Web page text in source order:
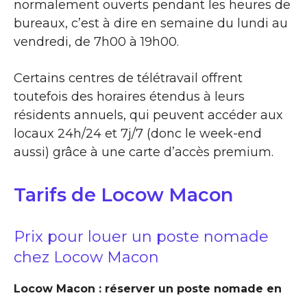
normalement ouverts pendant les heures de
bureaux, c’est à dire en semaine du lundi au
vendredi, de 7h00 à 19h00.
Certains centres de télétravail offrent
toutefois des horaires étendus à leurs
résidents annuels, qui peuvent accéder aux
locaux 24h/24 et 7j/7 (donc le week-end
aussi) grâce à une carte d’accès premium.
Tarifs de Locow Macon
Prix pour louer un poste nomade
chez Locow Macon
Locow Macon : réserver un poste nomade en